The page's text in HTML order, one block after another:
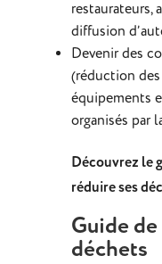
restaurateurs,
diffusion
Devenir des
(réduction
équipements
organisés par
Découvrez le
réduire ses
Guide
déchets